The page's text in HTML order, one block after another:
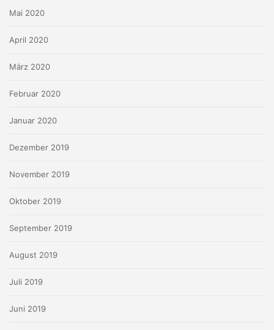
Mai 2020
April 2020
März 2020
Februar 2020
Januar 2020
Dezember 2019
November 2019
Oktober 2019
September 2019
August 2019
Juli 2019
Juni 2019